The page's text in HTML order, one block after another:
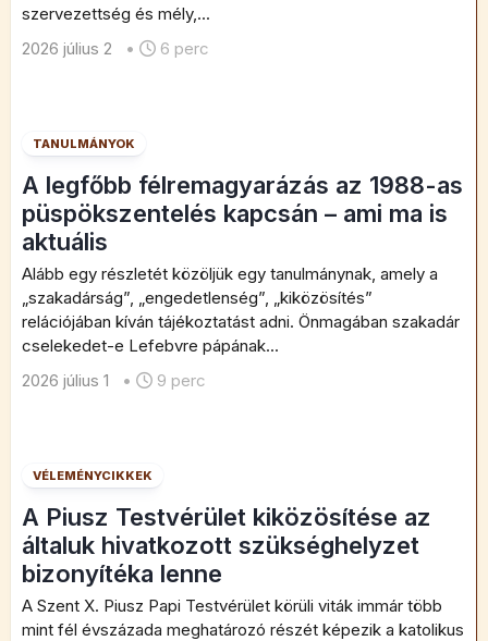
szervezettség és mély,...
2026 július 2
• 6 perc
TANULMÁNYOK
A legfőbb félremagyarázás az 1988-as
püspökszentelés kapcsán – ami ma is
aktuális
Alább egy részletét közöljük egy tanulmánynak, amely a
„szakadárság”, „engedetlenség”, „kiközösítés”
relációjában kíván tájékoztatást adni. Önmagában szakadár
cselekedet-e Lefebvre pápának...
2026 július 1
• 9 perc
VÉLEMÉNYCIKKEK
A Piusz Testvérület kiközösítése az
általuk hivatkozott szükséghelyzet
bizonyítéka lenne
A Szent X. Piusz Papi Testvérület körüli viták immár több
mint fél évszázada meghatározó részét képezik a katolikus